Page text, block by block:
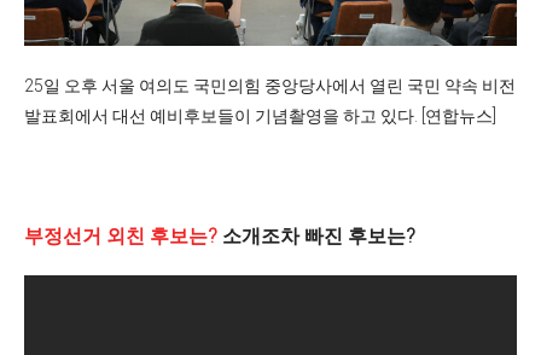
25일 오후 서울 여의도 국민의힘 중앙당사에서 열린 국민 약속 비전
발표회에서 대선 예비후보들이 기념촬영을 하고 있다. [연합뉴스]
부정선거 외친 후보는? 소개조차 빠진 후보는?